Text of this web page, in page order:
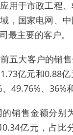
用于市政工程
，国家电网、
最主要的客户。
五大客户的销
亿元和0.88
49.76%、36%
销售金额分别
亿元，占比